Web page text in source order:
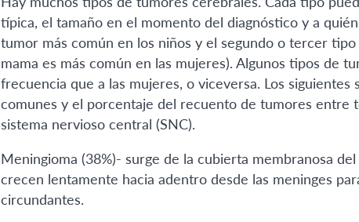
típica, el tamaño en el momento del diagnóstico y a
tumor más común en los niños y el segundo o tercer
mama es más común en las mujeres). Algunos tipos de
frecuencia que a las mujeres, o viceversa. Los
comunes y el porcentaje del recuento de tumores
sistema nervioso central (SNC).
Meningioma (38%)- surge de la cubierta membranosa
crecen lentamente hacia adentro desde las meninges
circundantes.